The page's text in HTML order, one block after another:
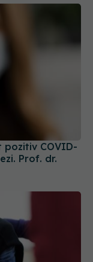
Prof. dr.